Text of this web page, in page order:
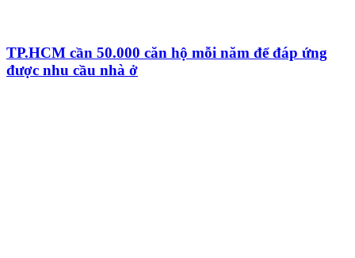
TP.HCM cần 50.000 căn hộ mỗi năm để đáp ứng
được nhu cầu nhà ở